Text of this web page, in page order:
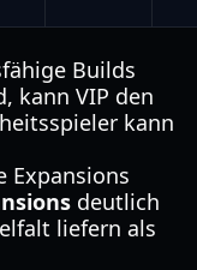
Builds
kann VIP den
kann
Expansions
deutlich
liefern als